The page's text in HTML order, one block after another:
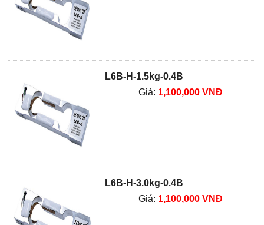
L6B-H-1.5kg-0.4B
Giá: 1,100,000 VNĐ
L6B-H-3.0kg-0.4B
Giá: 1,100,000 VNĐ